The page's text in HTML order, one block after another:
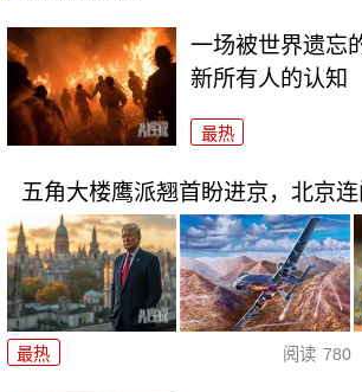
一场被世界遗忘
新所有人的认知
最热
五角大楼鹰派翘首盼进京，北京
最热 阅读 780